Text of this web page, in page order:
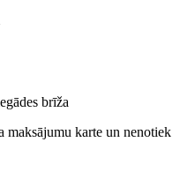
brīža
karte un nenotiek